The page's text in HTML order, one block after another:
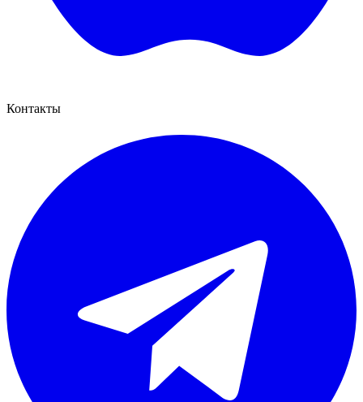
Контакты